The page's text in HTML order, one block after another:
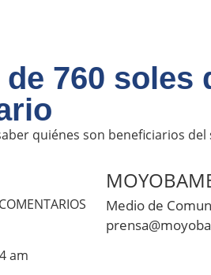
760
quiénes son beneficiarios
Medio de
am